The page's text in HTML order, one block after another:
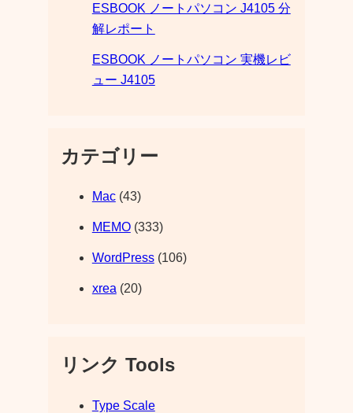
ESBOOK ノートパソコン J4105 分
解レポート
ESBOOK ノートパソコン 実機レビ
ュー J4105
カテゴリー
Mac(43)
MEMO(333)
WordPress(106)
xrea (20)
リンク Tools
Type Scale